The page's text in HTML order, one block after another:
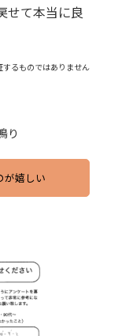
せて本当に良
るものではありません
り
が嬉しい